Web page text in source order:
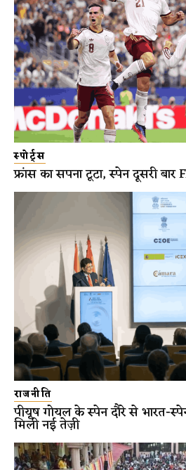
स्पोर्ट्स
फ्रांस का सपना टूटा, स्पेन दूसरी
राजनीति
पीयूष गोयल के स्पेन दौरे से भारत-
मिली नई तेज़ी